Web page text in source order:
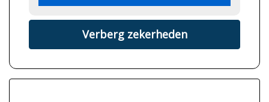
Verberg zekerheden